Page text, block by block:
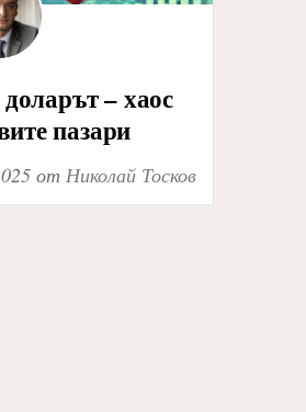
– хаос
пазари
отНиколай Тосков